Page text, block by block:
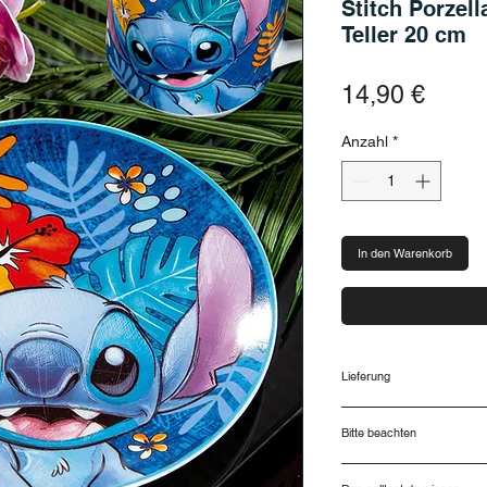
Stitch
Teller 20 cm
14,90 €Preis
Anzahl *
In den Warenkorb
Lieferung
Lieferzeiten
Deine Bestellung
Bitte beachten